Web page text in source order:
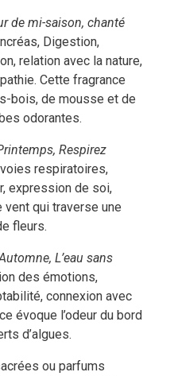
de mi-saison, chanté
Digestion,
relation avec la nature,
Cette fragrance
bois, de mousse et de
odorantes.
Respirez
respiratoires,
expression de soi,
vent qui traverse une
fleurs.
L’eau sans
des émotions,
connexion avec
évoque l’odeur du bord
d’algues.
ou parfums